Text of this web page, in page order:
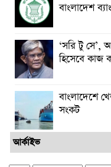
বাংলাদেশ
‘সরি টু সে’,
হিসেবে কাজ
বাংলাদেশে
সংকট
আর্কাইভ